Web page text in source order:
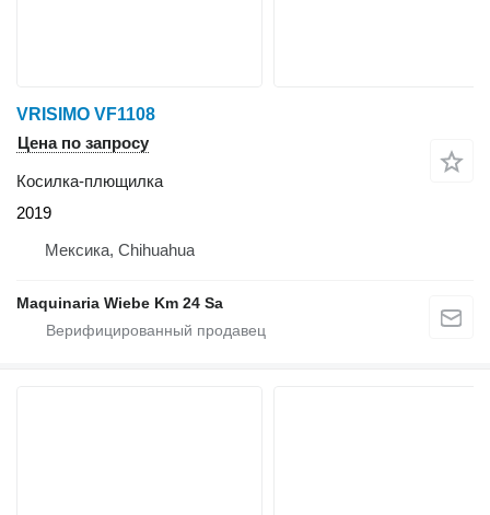
VRISIMO VF1108
Цена по запросу
Косилка-плющилка
2019
Мексика, Chihuahua
Maquinaria Wiebe Km 24 Sa